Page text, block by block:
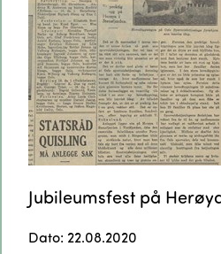
Jubileumsfest på
Dato: 22.08.2020